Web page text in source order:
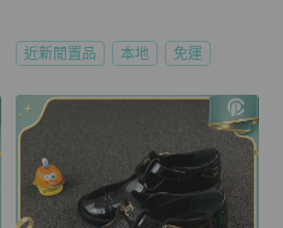
近新閒置品 本地 免運